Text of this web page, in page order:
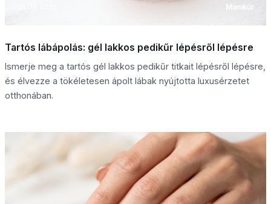
Manikűr
Tartós lábápolás: gél lakkos pedikűr lépésről lépésre
Ismerje meg a tartós gél lakkos pedikűr titkait lépésről lépésre,
és élvezze a tökéletesen ápolt lábak nyújtotta luxusérzetet
otthonában.